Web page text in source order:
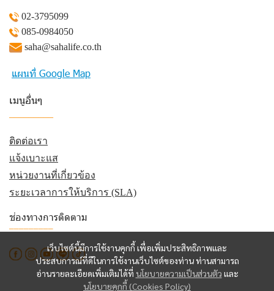
เว็บไซต์นี้มีการใช้งานคุกกี้ เพื่อเพิ่มประสิทธิภาพและ
ประสบการณ์ที่ดีในการใช้งานเว็บไซต์ของท่าน ท่านสามารถ
อ่านรายละเอียดเพิ่มเติมได้ที่ นโยบายความเป็นส่วนตัว และ
นโยบายคุกกี้ (Cookies Policy)
02-3795099
085-0984050
saha@sahalife.co.th
แผนที่ Google Map
เมนูอื่นๆ
ติดต่อเรา
แจ้งเบาะแส
หน่วยงานที่เกี่ยวข้อง
ระยะเวลาการให้บริการ (SLA)
ช่องทางการติดตาม